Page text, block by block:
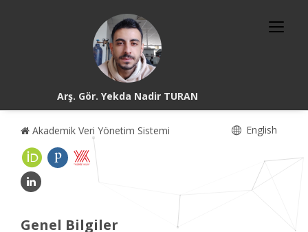
Arş. Gör. Yekda Nadir TURAN
Akademik Veri Yönetim Sistemi English
Genel Bilgiler